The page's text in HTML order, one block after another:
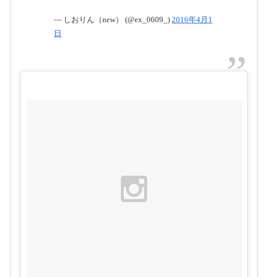
— しおりん（new） (@ex_0609_) 2016年4月1
日